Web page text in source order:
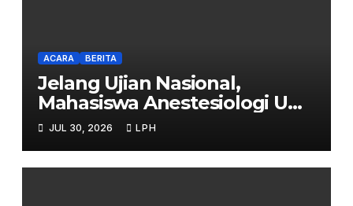
ACARA BERITA
Jelang Ujian Nasional,
Mahasiswa Anestesiologi UHB
Jalani Simulasi
JUL 30, 2026 LPH